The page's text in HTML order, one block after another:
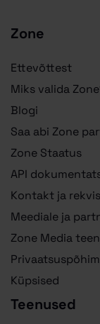
Zone
Ettevõttest
Miks valida
Blogi
Saa abi Zone
Zone Staatus
API
Kontakt ja
Meediale ja
Zone Media
Küpsised
Teenused